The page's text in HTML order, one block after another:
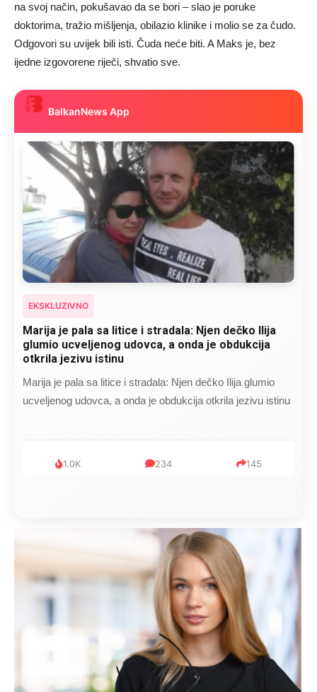
na svoj način, pokušavao da se bori – slao je poruke
doktorima, tražio mišljenja, obilazio klinike i molio se za čudo.
Odgovori su uvijek bili isti. Čuda neće biti. A Maks je, bez
ijedne izgovorene riječi, shvatio sve.
BalkanNews App
EKSKLUZIVNO
Kad se Marin suprug razbolio ona ga kupala,
pelene mu mijenjala: Jedno jutro je poslao po
čokoladu..
Kad se Marin suprug razbolio ona ga kupala, pelene mu
mijenjala: Jedno jutro je poslao po čokoladu..
999 321 234